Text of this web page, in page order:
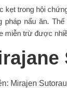
kẹt trong hội
pháp nấu ăn.
miễn trừ được
Mirajen